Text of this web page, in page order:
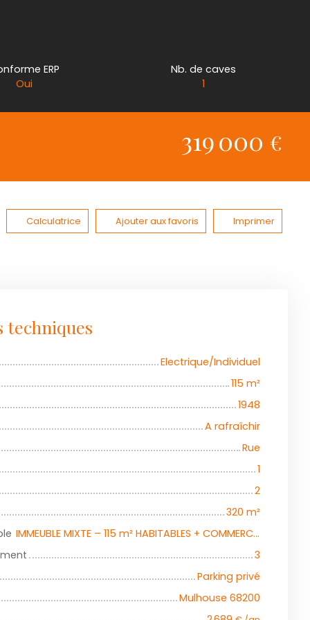
ERP
Oui
Nb. de caves
1
319 000 €
Calculatrice Ajouter aux favoris Imprimer
techniques
Electrique/Individuel
115 m²
1948
A rafraîchir
Rue
1
2
320 m²
IMMEUBLE MIXTE – 115 m² HABITABLES + COMMERCE + COUR + GARAGE – MULHOUSE 68200
3
Parking privé
Mulhouse 68200